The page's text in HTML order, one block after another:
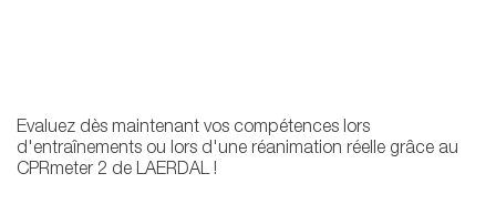
Evaluez dès maintenant vos compétences lors
d'entraînements ou lors d'une réanimation réelle grâce au
CPRmeter 2 de LAERDAL !